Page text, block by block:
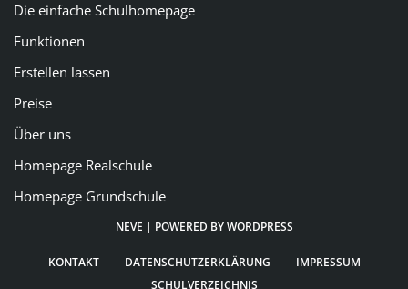
Die einfache Schulhomepage
Funktionen
Erstellen lassen
Preise
Über uns
Homepage Realschule
Homepage Grundschule
NEVE | POWERED BYWORDPRESS
KONTAKT DATENSCHUTZERKLÄRUNG
IMPRESSUM
SCHULVERZEICHNIS